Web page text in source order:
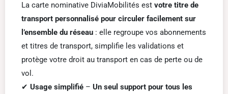
La carte nominative DiviaMobilités est votre titre de
transport personnalisé pour circuler facilement sur
l’ensemble du réseau : elle regroupe vos abonnements
et titres de transport, simplifie les validations et
protège votre droit au transport en cas de perte ou de
vol.
✔ Usage simplifié – Un seul support pour tous les